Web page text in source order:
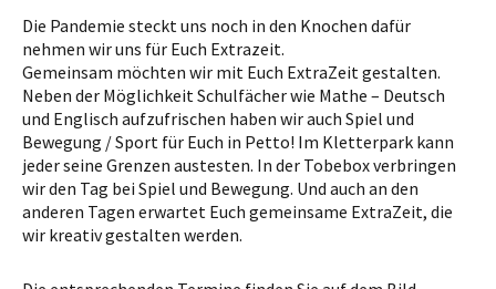
Die Pandemie steckt uns noch in den Knochen dafür
nehmen wir uns für Euch Extrazeit.
Gemeinsam möchten wir mit Euch ExtraZeit gestalten.
Neben der MöglichkeitSchulfächerwie Mathe – Deutsch
und Englisch aufzufrischen haben wir auch Spiel und
Bewegung / Sport für Euch in Petto! Im Kletterpark kann
jeder seine Grenzen austesten. In der Tobebox verbringen
wir den Tag bei Spiel und Bewegung. Und auch an den
anderen Tagen erwartet Euch gemeinsame ExtraZeit, die
wir kreativ gestalten werden.